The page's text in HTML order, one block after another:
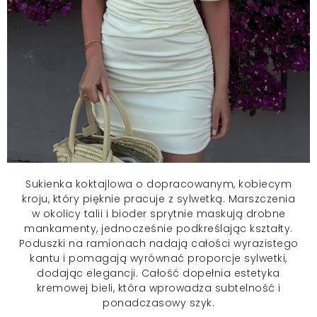
Sukienka koktajlowa o dopracowanym, kobiecym
kroju, który pięknie pracuje z sylwetką. Marszczenia
w okolicy talii i bioder sprytnie maskują drobne
mankamenty, jednocześnie podkreślając kształty.
Poduszki na ramionach nadają całości wyrazistego
kantu i pomagają wyrównać proporcje sylwetki,
dodając elegancji. Całość dopełnia estetyka
kremowej bieli, która wprowadza subtelność i
ponadczasowy szyk.